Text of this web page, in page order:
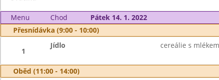
Menu Chod
Pátek 14. 1. 2022
Přesnídávka (9:00 - 10:00)
1
Jídlo cereálie s
Oběd (11:00 - 14:00)